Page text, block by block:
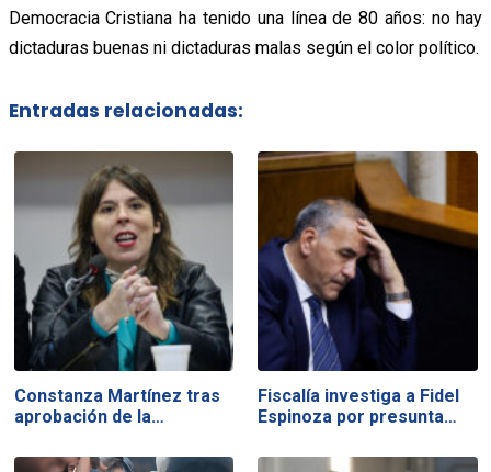
Democracia Cristiana ha tenido una línea de 80 años: no hay
dictaduras buenas ni dictaduras malas según el color político.
Entradas relacionadas:
Constanza Martínez tras
aprobación de la…
Fiscalía investiga a Fidel
Espinoza por presunta…